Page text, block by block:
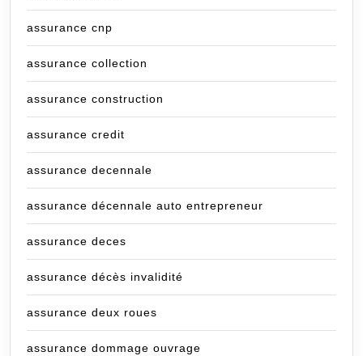
assurance cnp
assurance collection
assurance construction
assurance credit
assurance decennale
assurance décennale auto entrepreneur
assurance deces
assurance décès invalidité
assurance deux roues
assurance dommage ouvrage